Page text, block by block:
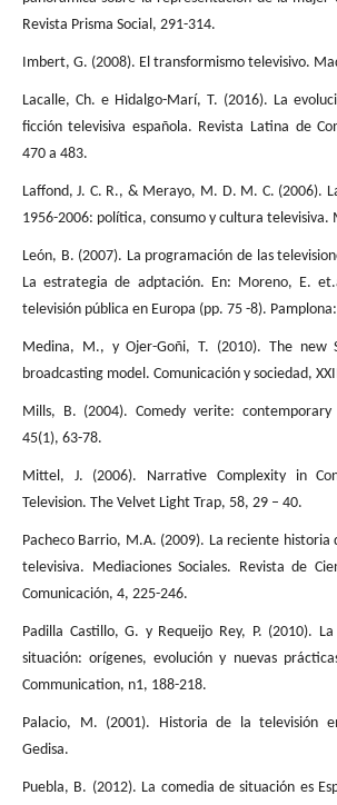
Revista Prisma Social, 291-314.
Imbert, G. (2008). El transformismo televisivo.
Lacalle, Ch. e Hidalgo-Marí, T. (2016). La
ficción televisiva española. Revista Latina de
470 a 483.
Laffond, J. C. R., & Merayo, M. D. M. C. (2006).
1956-2006: política, consumo y cultura televisiva.
León, B. (2007). La programación de las
La estrategia de adptación. En: Moreno, E.
televisión pública en Europa (pp. 75 -8).
Medina, M., y Ojer-Goñi, T. (2010). The new
broadcasting model. Comunicación y sociedad,
Mills, B. (2004). Comedy verite:
45(1), 63-78.
Mittel, J. (2006). Narrative Complexity in
Television. The Velvet Light Trap, 58, 29 – 40.
Pacheco Barrio, M.A. (2009). La reciente historia
televisiva. Mediaciones Sociales. Revista de
Comunicación, 4, 225-246.
Padilla Castillo, G. y Requeijo Rey, P. (2010).
situación: orígenes, evolución y nuevas
Communication, n1, 188-218.
Palacio, M. (2001). Historia de la televisión
Gedisa.
Puebla, B. (2012). La comedia de situación es